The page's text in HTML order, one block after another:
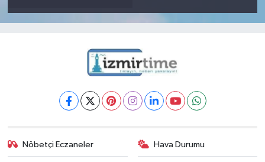
Nöbetçi Eczaneler Hava Durumu